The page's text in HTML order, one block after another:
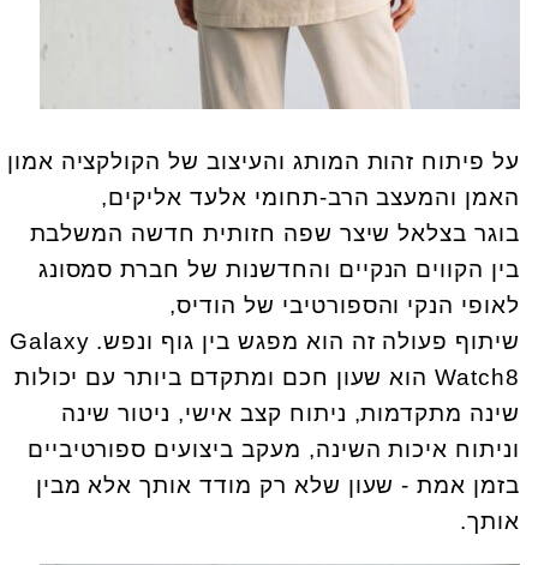
על פיתוח זהות המותג והעיצוב של הקולקציה אמון
האמן והמעצב הרב-תחומי אלעד אליקים,
בוגר בצלאל שיצר שפה חזותית חדשה המשלבת
בין הקווים הנקיים והחדשנות של חברת סמסונג
לאופי הנקי והספורטיבי של הודיס,
שיתוף פעולה זה הוא מפגש בין גוף ונפש. Galaxy
Watch8 הוא שעון חכם ומתקדם ביותר עם יכולות
שינה מתקדמות, ניתוח קצב אישי, ניטור שינה
וניתוח איכות השינה, מעקב ביצועים ספורטיביים
בזמן אמת - שעון שלא רק מודד אותך אלא מבין
אותך.